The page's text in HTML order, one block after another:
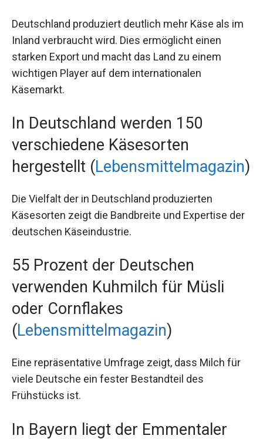
Deutschland produziert deutlich mehr Käse als im
Inland verbraucht wird. Dies ermöglicht einen
starken Export und macht das Land zu einem
wichtigen Player auf dem internationalen
Käsemarkt.
In Deutschland werden 150
verschiedene Käsesorten
hergestellt (Lebensmittelmagazin)
Die Vielfalt der in Deutschland produzierten
Käsesorten zeigt die Bandbreite und Expertise der
deutschen Käseindustrie.
55 Prozent der Deutschen
verwenden Kuhmilch für Müsli
oder Cornflakes
(Lebensmittelmagazin)
Eine repräsentative Umfrage zeigt, dass Milch für
viele Deutsche ein fester Bestandteil des
Frühstücks ist.
In Bayern liegt der Emmentaler